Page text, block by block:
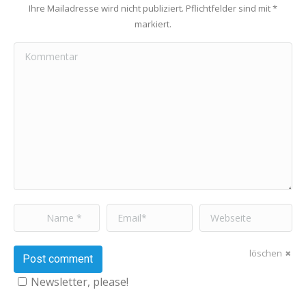
Ihre Mailadresse wird nicht publiziert. Pflichtfelder sind mit*
markiert.
Kommentar
Name * Email * Webseite
löschen
Post comment
Newsletter, please!